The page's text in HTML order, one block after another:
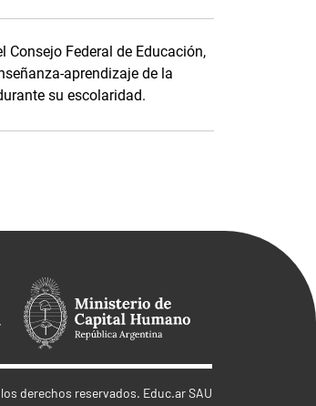
Federal de Educación,
aprendizaje de la
su escolaridad.
derechos reservados. Educ.ar SAU